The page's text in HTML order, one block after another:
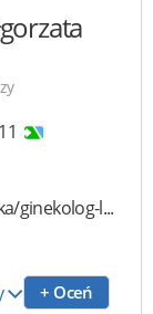
ginekolog-l...
+ Oceń